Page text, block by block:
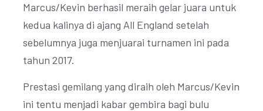
Marcus/Kevin berhasil meraih gelar juara untuk
kedua kalinya di ajang All England setelah
sebelumnya juga menjuarai turnamen ini pada
tahun 2017.
Prestasi gemilang yang diraih oleh Marcus/Kevin
ini tentu menjadi kabar gembira bagi bulu